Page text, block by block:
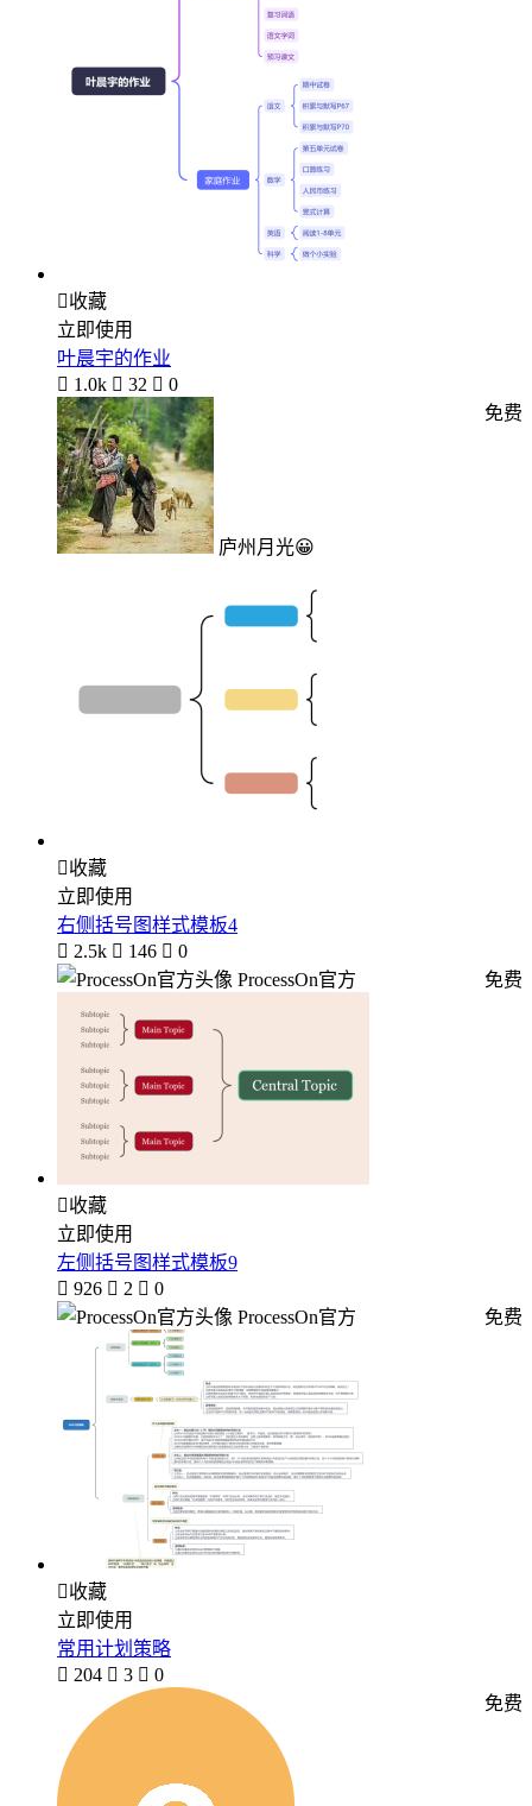
收藏
立即使用
叶晨宇的作业
 1.0k  32  0
庐州月光😀
免费
收藏
立即使用
右侧括号图样式模板4
 2.5k  146  0
ProcessOn官方
免费
收藏
立即使用
左侧括号图样式模板9
 926  2  0
ProcessOn官方
免费
收藏
立即使用
常用计划策略
 204  3  0
免费